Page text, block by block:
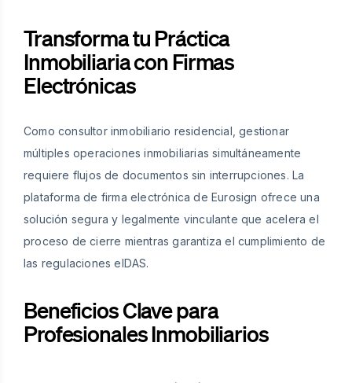
Transforma tu Práctica
Inmobiliaria con Firmas
Electrónicas
Como consultor inmobiliario residencial, gestionar
múltiples operaciones inmobiliarias simultáneamente
requiere flujos de documentos sin interrupciones. La
plataforma de firma electrónica de Eurosign ofrece una
solución segura y legalmente vinculante que acelera el
proceso de cierre mientras garantiza el cumplimiento de
las regulaciones eIDAS.
Beneficios Clave para
Profesionales Inmobiliarios